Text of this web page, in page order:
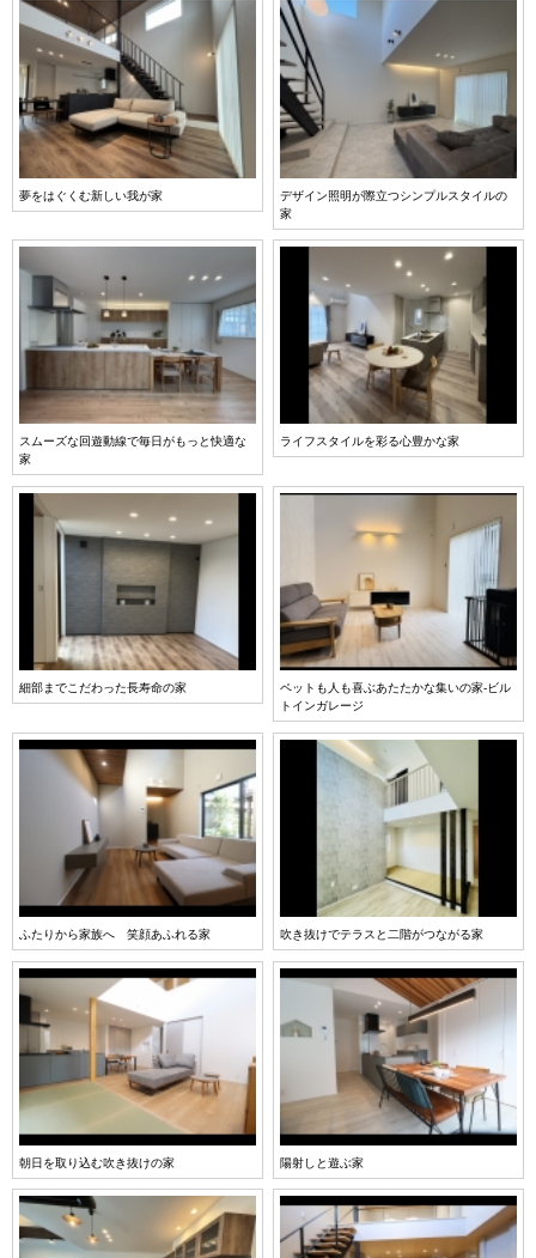
夢をはぐくむ新しい我が家
デザイン照明が際立つシンプルスタイルの
家
スムーズな回遊動線で毎日がもっと快適な
家
ライフスタイルを彩る心豊かな家
細部までこだわった長寿命の家
ペットも人も喜ぶあたたかな集いの家-ビル
トインガレージ
ふたりから家族へ 笑顔あふれる家 吹き抜けでテラスと二階がつながる家
朝日を取り込む吹き抜けの家 陽射しと遊ぶ家